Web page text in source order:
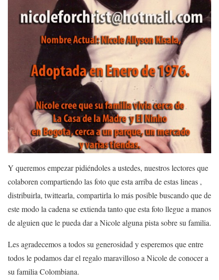
Y queremos empezar pidiéndoles a ustedes, nuestros lectores que
colaboren compartiendo las foto que esta arriba de estas lineas ,
distribuirla, twittearla, compartirla lo más posible buscando que de
este modo la cadena se extienda tanto que esta foto llegue a manos
de alguien que le pueda dar a Nicole alguna pista sobre su familia.
Les agradecemos a todos su generosidad y esperemos que entre
todos le podamos dar el regalo maravilloso a Nicole de conocer a
su familia Colombiana.